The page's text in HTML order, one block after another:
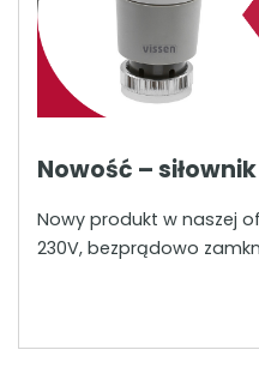
Nowość –
Nowy produkt w naszej
230V, bezprądowo